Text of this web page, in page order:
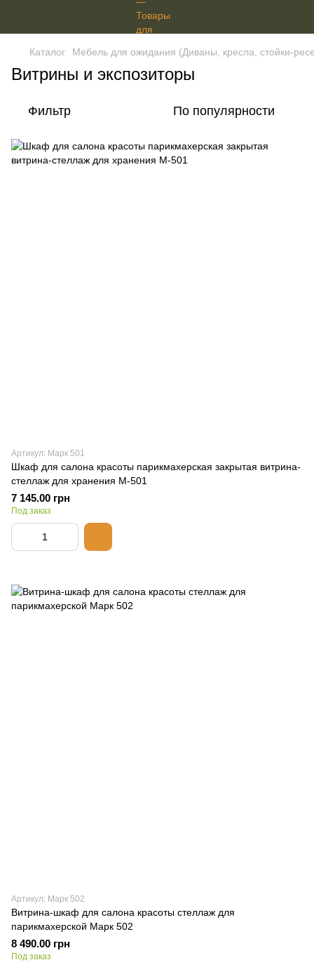
Каталог Мебель для ожидания (Диваны, кресла, стойки-
Витрины и экспозиторы
Фильтр По популярности
Артикул: Марк 501
Шкаф для салона красоты парикмахерская закрытая витрина-
стеллаж для хранения М-501
7 145.00 грн
Под заказ
Артикул: Марк 502
Витрина-шкаф для салона красоты стеллаж для
парикмахерской Марк 502
8 490.00 грн
Под заказ